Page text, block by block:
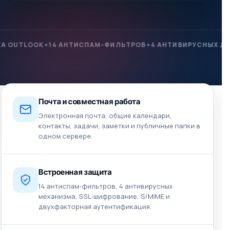
•14 АНТИСПАМ-ФИЛЬТРОВ•4 АНТИВИРУСНЫХ ДВИЖКА•
Почта и совместная работа
Электронная почта, общие календари,
контакты, задачи, заметки и публичные папки в
одном сервере.
Встроенная защита
14 антиспам-фильтров, 4 антивирусных
механизма, SSL-шифрование, S/MIME и
двухфакторная аутентификация.